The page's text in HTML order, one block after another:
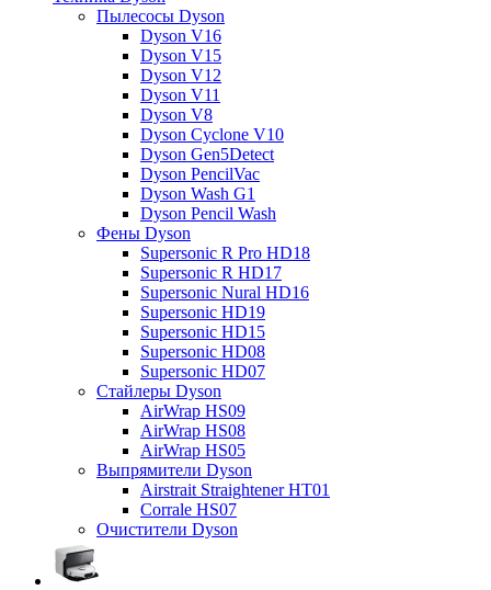
Пылесосы Dyson
Dyson V16
Dyson V15
Dyson V12
Dyson V11
Dyson V8
Dyson Cyclone V10
Dyson Gen5Detect
Dyson PencilVac
Dyson Wash G1
Dyson Pencil Wash
Фены Dyson
Supersonic R Pro HD18
Supersonic R HD17
Supersonic Nural HD16
Supersonic HD19
Supersonic HD15
Supersonic HD08
Supersonic HD07
Стайлеры Dyson
AirWrap HS09
AirWrap HS08
AirWrap HS05
Выпрямители Dyson
Airstrait Straightener HT01
Corrale HS07
Очистители Dyson